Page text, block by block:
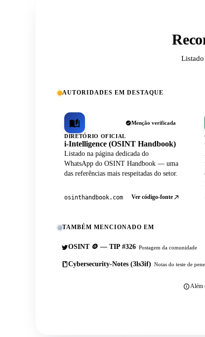
AUTORIDADES EM DESTAQUE
Menção verificada
DIRETÓRIO OFICIAL
i-Intelligence (OSINT Handbook)
Listado na página dedicada do
WhatsApp do OSINT Handbook — uma
das referências mais respeitadas do setor.
osinthandbook.com Ver código-fonte
TAMBÉM MENCIONADO EM
OSINT 🪙 — TIP #326 Postagem da comunidade
Cybersecurity-Notes (3ls3if) Notas do teste de
Além